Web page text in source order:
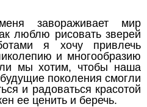
завораживает мир
люблю рисовать зверей
я хочу привлечь
и многообразию
мы хотим, чтобы наша
поколения смогли
и радоваться красотой
ее ценить и беречь.